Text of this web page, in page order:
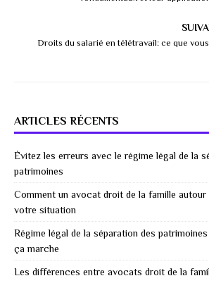
Droits du salarié en télétravail: ce que
ARTICLES RÉCENTS
Évitez les erreurs avec le régime légal de la
patrimoines
Comment un avocat droit de la famille autour
votre situation
Régime légal de la séparation des
ça marche
Les différences entre avocats droit de la